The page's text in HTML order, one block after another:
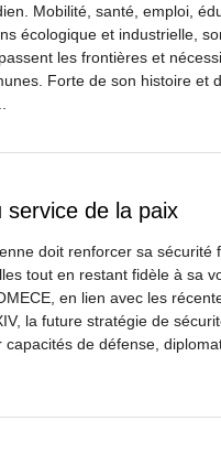
Mobilité, santé, emploi,
écologique et industrielle,
les frontières et
Forte de son histoire et
service de la paix
doit renforcer sa sécurité
tout en restant fidèle à sa
en lien avec les
la future stratégie de
capacités de défense,